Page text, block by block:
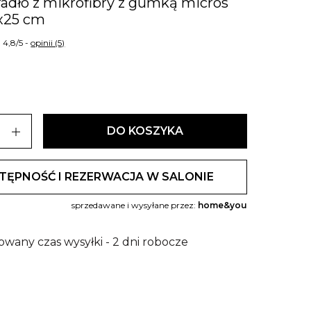
cm
4,8/5 -opinii (5)
add DO KOSZYKA
I REZERWACJA W SALONIE
sprzedawane i wysyłane przez: home&you
czas wysyłki - 2 dni robocze